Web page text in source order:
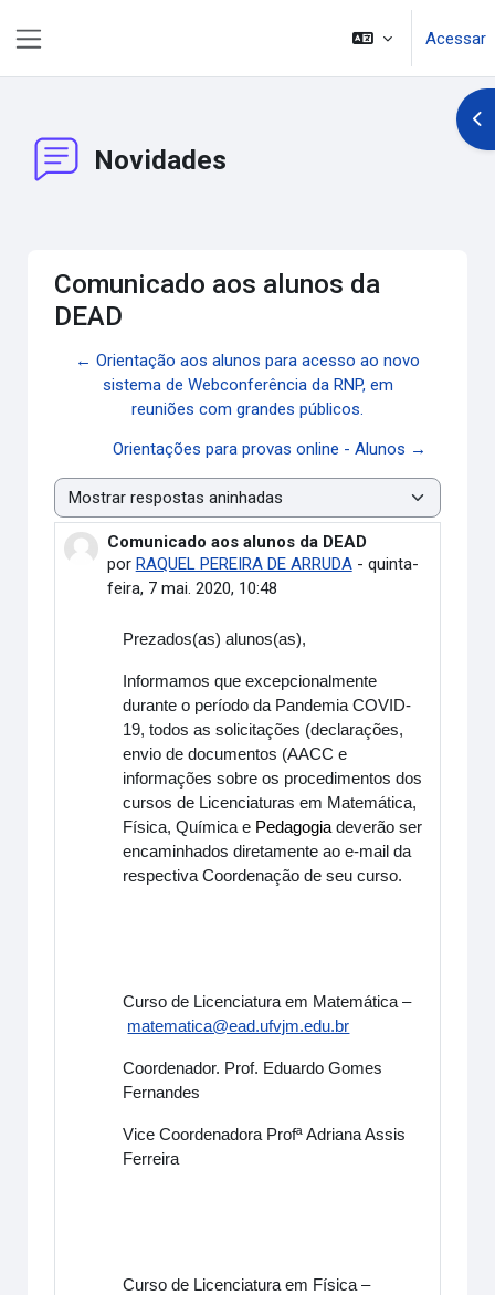
Acessar
Novidades
Comunicado aos alunos da
DEAD
← Orientação aos alunos para acesso ao novo
sistema de Webconferência da RNP, em
reuniões com grandes públicos.
Orientações para provas online - Alunos →
Modo de visualização
Comunicado aos alunos da DEAD
por RAQUEL PEREIRA DE ARRUDA- quinta-
feira, 7 mai. 2020, 10:48
Número de respostas: 0
Prezados(as) alunos(as),
Informamos que excepcionalmente
durante o período da Pandemia COVID-
19, todos as solicitações (declarações,
envio de documentos (AACC e
informações sobre os procedimentos dos
cursos de Licenciaturas em Matemática,
Física, Química e Pedagogia deverão ser
encaminhados diretamente ao e-mail da
respectiva Coordenação de seu curso.
Curso de Licenciatura em Matemática –
matematica@ead.ufvjm.edu.br
Coordenador. Prof. Eduardo Gomes
Fernandes
Vice Coordenadora Profª Adriana Assis
Ferreira
Curso de Licenciatura em Física –